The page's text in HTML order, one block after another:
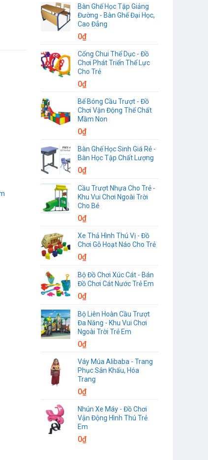
Bàn Ghế Học Tập Giảng
Đường - Bàn Ghế Đại Học,
Cao Đẳng
0₫
Cổng Chui Thể Dục - Đồ
Chơi Phát Triển Thể Lực
Cho Trẻ
0₫
Bể Bóng Cầu Trượt - Đồ
Chơi Vận Động Thể Chất
Mầm Non
0₫
Bàn Ghế Học Sinh Giá Rẻ -
Bàn Học Tập Chất Lượng
0₫
Cầu Trượt Nhựa Cho Trẻ -
Khu Vui Chơi Ngoài Trời
Cho Bé
0₫
Xe Thả Hình Thú Vị - Đồ
Chơi Gỗ Hoạt Náo Cho Trẻ
0₫
Bộ Đồ Chơi Xúc Cát - Bán
Đồ Chơi Cát Nước Trẻ Em
0₫
Bộ Liên Hoàn Cầu Trượt
Đa Năng - Khu Vui Chơi
Ngoài Trời Trẻ Em
0₫
Váy Múa Alibaba - Trang
Phục Sân Khấu, Hóa
Trang
0₫
Nhún Xe Máy - Đồ Chơi
Vận Động Hình Thú Trẻ
Em
0₫